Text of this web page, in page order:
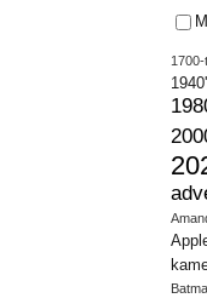
1700-